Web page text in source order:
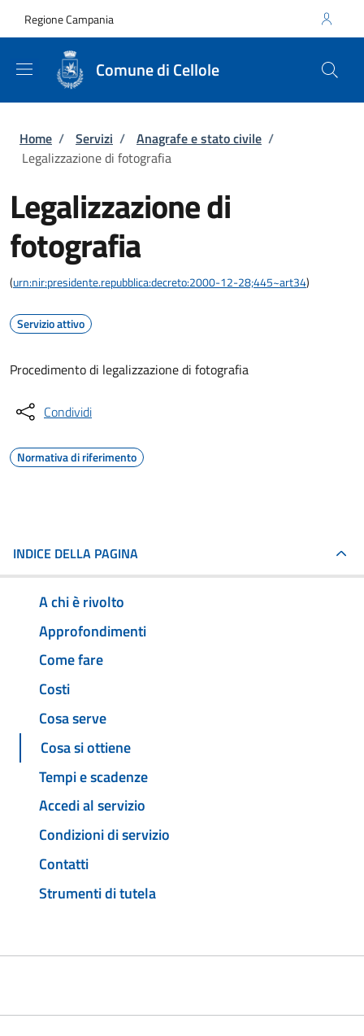
Regione Campania
Comune di Cellole
Briciole di pane
Home / Servizi / Anagrafe e stato civile /
Legalizzazione di fotografia
Legalizzazione di
fotografia
(urn:nir:presidente.repubblica:decreto:2000-12-28;445~art34)
Servizio attivo
Procedimento di legalizzazione di fotografia
Condividi
Normativa di riferimento
INDICE DELLA PAGINA
A chi è rivolto
Approfondimenti
Come fare
Costi
Cosa serve
Cosa si ottiene
Tempi e scadenze
Accedi al servizio
Condizioni di servizio
Contatti
Strumenti di tutela